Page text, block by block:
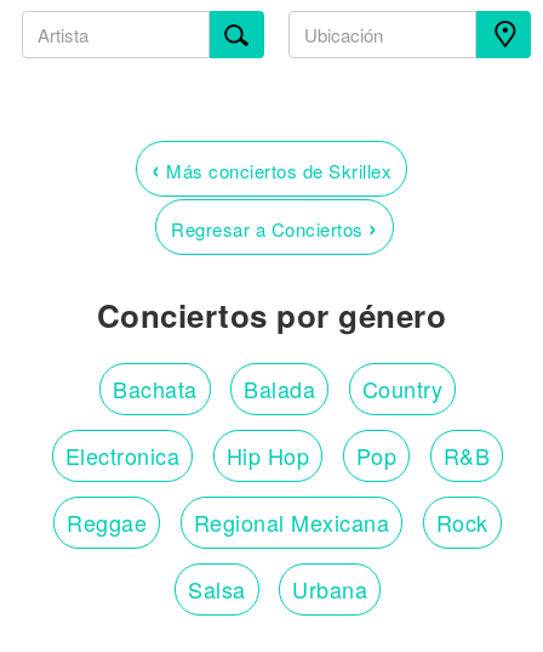
‹ Más conciertos de Skrillex
Regresar a Conciertos ›
Conciertos por género
Bachata Balada Country
Electronica Hip Hop Pop R&B
Reggae Regional Mexicana Rock
Salsa Urbana